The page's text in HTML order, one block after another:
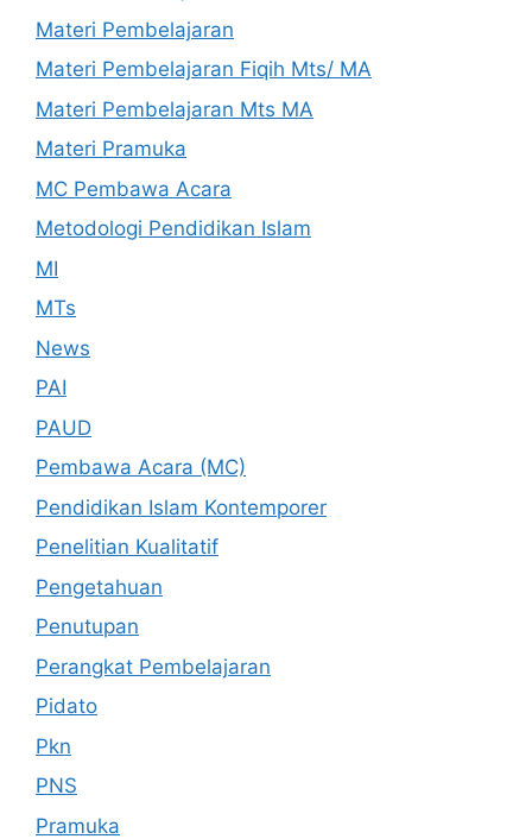
Materi Pembelajaran
Materi Pembelajaran Fiqih Mts/ MA
Materi Pembelajaran Mts MA
Materi Pramuka
MC Pembawa Acara
Metodologi Pendidikan Islam
MI
MTs
News
PAI
PAUD
Pembawa Acara (MC)
Pendidikan Islam Kontemporer
Penelitian Kualitatif
Pengetahuan
Penutupan
Perangkat Pembelajaran
Pidato
Pkn
PNS
Pramuka